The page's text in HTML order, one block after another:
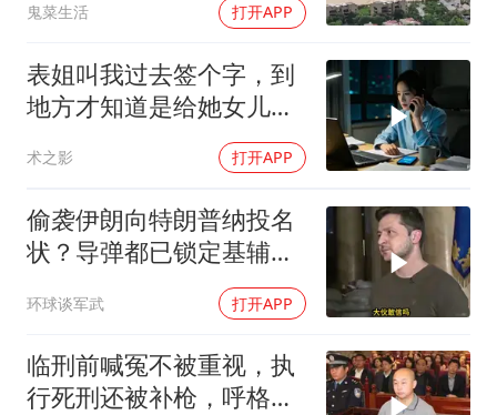
鬼菜生活 打开APP
表姐叫我过去签个字，到
地方才知道是给她女儿婚
术之影 打开APP
偷袭伊朗向特朗普纳投名
状？导弹都已锁定基辅才
火速道歉，泽连斯基这场
豪赌到底有多疯？
环球谈军武 打开APP
临刑前喊冤不被重视，执
行死刑还被补枪，呼格吉